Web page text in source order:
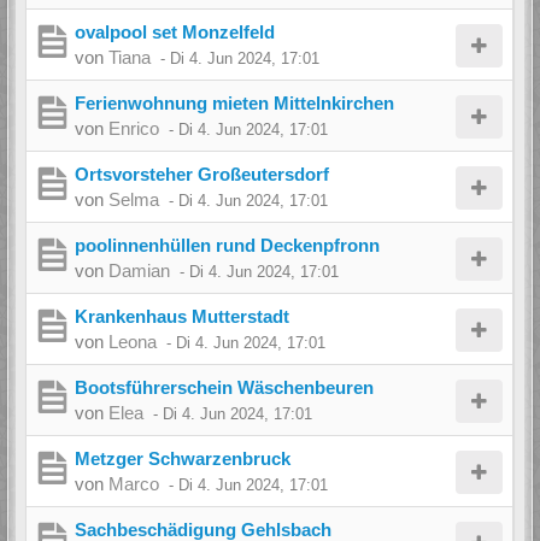
ovalpool set Monzelfeld
von Tiana - Di 4. Jun 2024, 17:01
Ferienwohnung mieten Mittelnkirchen
von Enrico - Di 4. Jun 2024, 17:01
Ortsvorsteher Großeutersdorf
von Selma - Di 4. Jun 2024, 17:01
poolinnenhüllen rund Deckenpfronn
von Damian - Di 4. Jun 2024, 17:01
Krankenhaus Mutterstadt
von Leona - Di 4. Jun 2024, 17:01
Bootsführerschein Wäschenbeuren
von Elea - Di 4. Jun 2024, 17:01
Metzger Schwarzenbruck
von Marco - Di 4. Jun 2024, 17:01
Sachbeschädigung Gehlsbach